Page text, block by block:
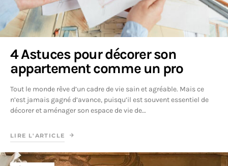
4 Astuces pour décorer son
appartement comme un pro
Tout le monde rêve d’un cadre de vie sain et agréable. Mais ce
n’est jamais gagné d’avance, puisqu’il est souvent essentiel de
décorer et aménager son espace de vie de…
LIRE L'ARTICLE